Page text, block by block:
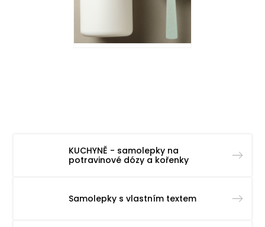
KUCHYNĚ - samolepky na
potravinové dózy a kořenky
Samolepky s vlastním textem